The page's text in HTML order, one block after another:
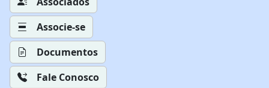
Associe-se
Documentos
Fale Conosco